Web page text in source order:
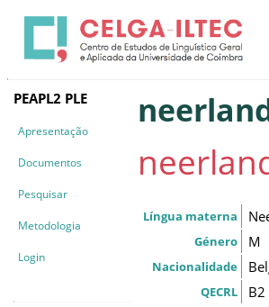
PEAPL2 PLE
Apresentação
Documentos
Pesquisar
Metodologia
Login
Língua materna
Género M
Nacionalidade
QECRL B2